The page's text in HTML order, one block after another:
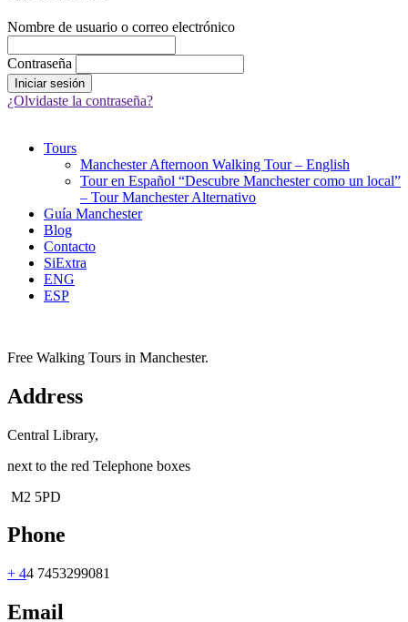
Nombre de usuario o correo electrónico
Contraseña
¿Olvidaste la contraseña?
Tours
Manchester Afternoon Walking Tour – English
Tour en Español “Descubre Manchester como un local”
– Tour Manchester Alternativo
Guía Manchester
Blog
Contacto
SiExtra
ENG
ESP
Free Walking Tours in Manchester.
Address
Central Library,
next to the red Telephone boxes
M2 5PD
Phone
+ 44 7453299081
Email